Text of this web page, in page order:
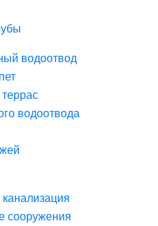
водоотвод
водоотвода
сооружения